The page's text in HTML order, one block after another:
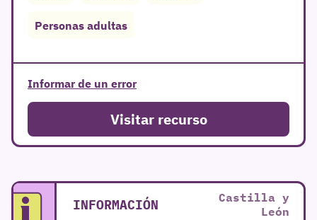
Personas adultas
Informar de un error
Visitar recurso
INFORMACIÓN
Castilla y
León